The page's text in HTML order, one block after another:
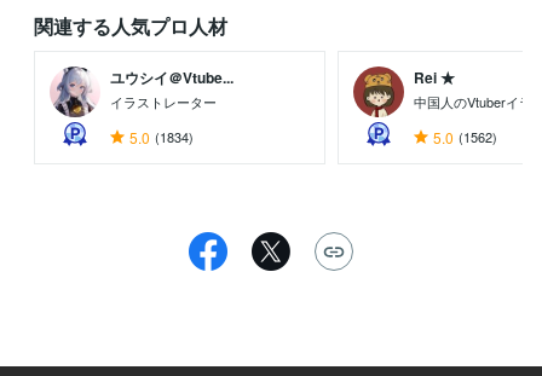
関連する人気プロ人材
ユウシイ＠Vtube...
イラストレーター
5.0 (1834)
Rei ★
中国人のVtuberイラ
5.0 (1562)